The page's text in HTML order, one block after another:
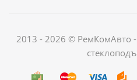
2013 - 2026 © РемКомАвто